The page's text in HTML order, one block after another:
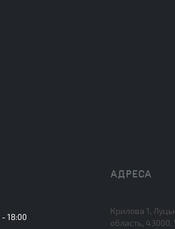
18:00
Крилова 1,
область, 43000,